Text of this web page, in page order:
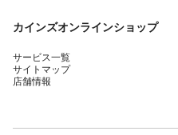
カインズオンラインショップ
サービス一覧
サイトマップ
店舗情報